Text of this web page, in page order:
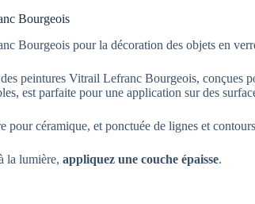
Bourgeois
Bourgeois pour la décoration des objets en
peintures Vitrail Lefranc Bourgeois, conçues
est parfaite pour une application sur des
pour céramique, et ponctuée de lignes et
la lumière, appliquez une couche épaisse.